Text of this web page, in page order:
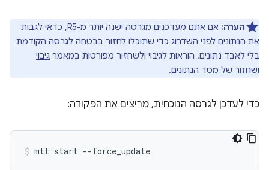
הערה:
אם אתם מעדכנים מגרסה ישנה יותר מ-R5, כדאי לגבות
את הנתונים לפני השדרוג כדי שתוכלו לחזור בבטחה לגרסה הקודמת
בלי לאבד נתונים. הוראות לגיבוי ולשחזור מפורטות במאמר גיבוי
ושחזור של מסד הנתונים.
כדי לעדכן לגרסה הנוכחית, מריצים את הפקודה: